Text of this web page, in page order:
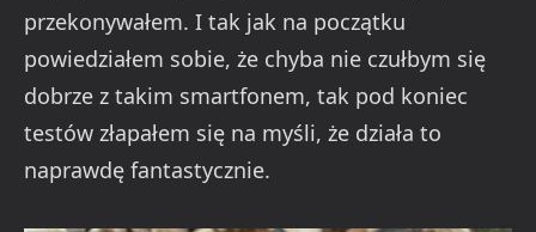
przekonywałem. I tak jak na początku
powiedziałem sobie, że chyba nie czułbym się
dobrze z takim smartfonem, tak pod koniec
testów złapałem się na myśli, że działa to
naprawdę fantastycznie.